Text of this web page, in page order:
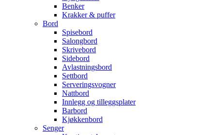
Benker
Krakker & puffer
Bord
Spisebord
Salongbord
Skrivebord
Sidebord
Avlastningsbord
Settbord
Serveringsvogner
Nattbord
Innlegg og tilleggsplater
Barbord
Kjøkkenbord
Senger